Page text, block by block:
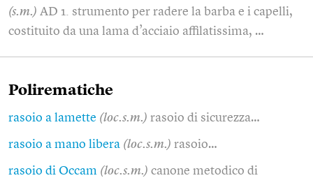
(s.m.) AD 1. strumento per radere la barba e i capelli,
costituito da una lama d’acciaio affilatissima, …
Polirematiche
rasoio a lamette (loc.s.m.) rasoio di sicurezza…
rasoio a mano libera (loc.s.m.) rasoio…
rasoio di Occam (loc.s.m.) canone metodico di